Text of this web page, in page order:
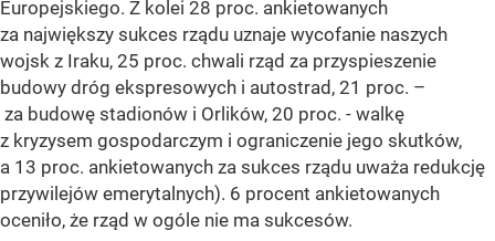
Europejskiego. Z kolei 28 proc. ankietowanych
za największy sukces rządu uznaje wycofanie naszych
wojsk z Iraku, 25 proc. chwali rząd za przyspieszenie
budowy dróg ekspresowych i autostrad, 21 proc. –
za budowę stadionów i Orlików, 20 proc. - walkę
z kryzysem gospodarczym i ograniczenie jego skutków,
a 13 proc. ankietowanych za sukces rządu uważa redukcję
przywilejów emerytalnych). 6 procent ankietowanych
oceniło, że rząd w ogóle nie ma sukcesów.